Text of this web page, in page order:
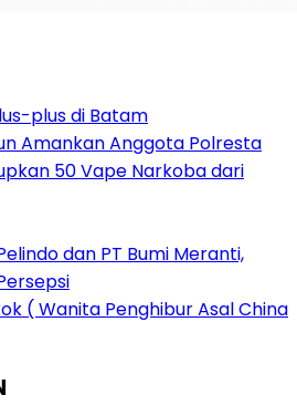
plus di Batam
Amankan Anggota Polresta
50 Vape Narkoba dari
dan PT Bumi Meranti,
( Wanita Penghibur Asal China